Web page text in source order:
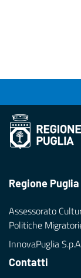
Regione Puglia
Assessorato
Politiche
InnovaPuglia
Contatti